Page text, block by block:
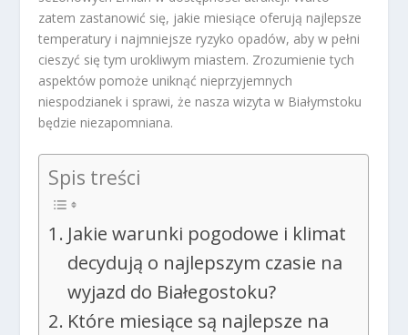
zatem zastanowić się, jakie miesiące oferują najlepsze
temperatury i najmniejsze ryzyko opadów, aby w pełni
cieszyć się tym urokliwym miastem. Zrozumienie tych
aspektów pomoże uniknąć nieprzyjemnych
niespodzianek i sprawi, że nasza wizyta w Białymstoku
będzie niezapomniana.
Spis treści
Jakie warunki pogodowe i klimat
decydują o najlepszym czasie na
wyjazd do Białegostoku?
Które miesiące są najlepsze na